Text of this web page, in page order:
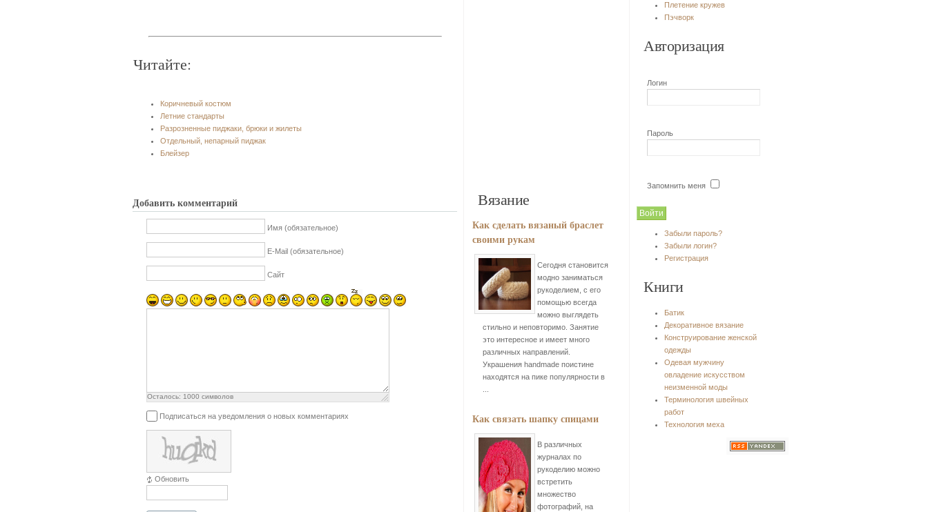
Читайте:
Коричневый костюм
Летние стандарты
Разрозненные пиджаки, брюки и жилеты
Отдельный, непарный пиджак
Блейзер
Добавить комментарий
Имя (обязательное)
E-Mail (обязательное)
Сайт
Осталось: 1000 символов
Подписаться на уведомления о новых комментариях
Обновить
Вязание
Как сделать вязаный браслет
своими рукам
Сегодня становится
модно заниматься
рукоделием, с его
помощью всегда
можно выглядеть
стильно и неповторимо. Занятие
это интересное и имеет много
различных направлений.
Украшения handmade поистине
находятся на пике популярности в
Как связать шапку спицами
В различных
журналах по
рукоделию можно
встретить
множество
фотографий, на
Плетение кружев
Пэчворк
Авторизация
Логин
Пароль
Запомнить меня
Забыли пароль?
Забыли логин?
Регистрация
Книги
Батик
Декоративное вязание
Конструирование женской
одежды
Одевая мужчину
овладение искусством
неизменной моды
Терминология швейных
работ
Технология меха